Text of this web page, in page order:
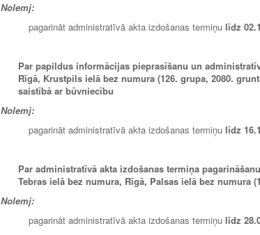
Nolemj:
pagarināt administratīvā akta izdošanas termiņu līdz
Par papildus informācijas pieprasīšanu un
Rīgā, Krustpils ielā bez numura (126. grupa, 2080.
saistībā ar būvniecību
Nolemj:
pagarināt administratīvā akta izdošanas termiņu līdz
Par administratīvā akta izdošanas termiņa
Tebras ielā bez numura, Rīgā, Palsas ielā bez numura
Nolemj:
pagarināt administratīvā akta izdošanas termiņu līdz